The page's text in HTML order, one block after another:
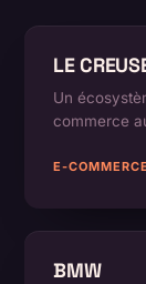
LE
Un
commerce
E-
BMW